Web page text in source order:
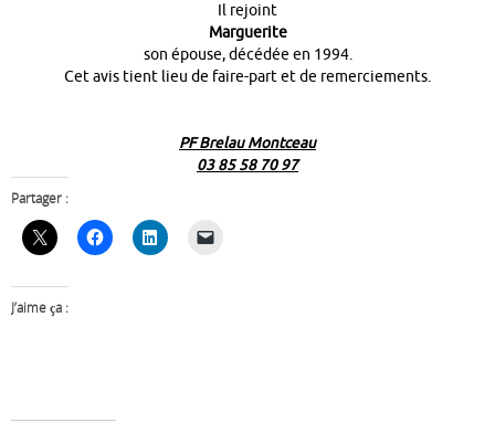
Il rejoint
Marguerite
son épouse, décédée en 1994.
Cet avis tient lieu de faire-part et de remerciements.
PF Brelau Montceau
03 85 58 70 97
Partager :
J’aime ça :